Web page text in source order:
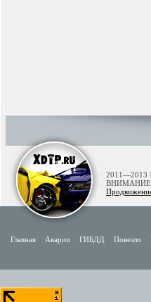
2011—2013 ©
ВНИМАНИЕ!!
Главная Аварии ГИБДД Повезло